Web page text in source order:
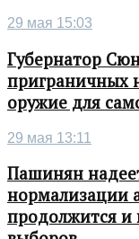
29 мая 15:03
Губернатор
приграничных
оружие для
29 мая 13:11
Пашинян
нормализации
продолжится